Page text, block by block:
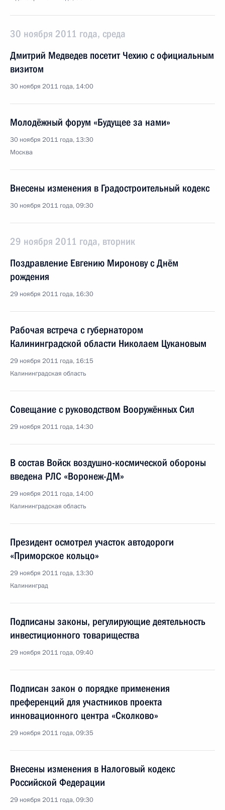
30 ноября 2011 года, среда
Дмитрий Медведев посетит Чехию с официальным
визитом
30 ноября 2011 года, 14:00
Молодёжный форум «Будущее за нами»
30 ноября 2011 года, 13:30
Москва
Внесены изменения в Градостроительный кодекс
30 ноября 2011 года, 09:30
29 ноября 2011 года, вторник
Поздравление Евгению Миронову с Днём
рождения
29 ноября 2011 года, 16:30
Рабочая встреча с губернатором
Калининградской области Николаем Цукановым
29 ноября 2011 года, 16:15
Калининградская область
Совещание с руководством Вооружённых Сил
29 ноября 2011 года, 14:30
В состав Войск воздушно-космической обороны
введена РЛС «Воронеж-ДМ»
29 ноября 2011 года, 14:00
Калининградская область
Президент осмотрел участок автодороги
«Приморское кольцо»
29 ноября 2011 года, 13:30
Калининград
Подписаны законы, регулирующие деятельность
инвестиционного товарищества
29 ноября 2011 года, 09:40
Подписан закон о порядке применения
преференций для участников проекта
инновационного центра «Сколково»
29 ноября 2011 года, 09:35
Внесены изменения в Налоговый кодекс
Российской Федерации
29 ноября 2011 года, 09:30